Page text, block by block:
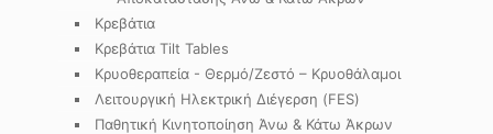
Κρεβάτια
Κρεβάτια Tilt Tables
Κρυοθεραπεία - Θερμό/Ζεστό – Κρυοθάλαμοι
Λειτουργική Ηλεκτρική Διέγερση (FES)
Παθητική Κινητοποίηση Άνω & Κάτω Άκρων